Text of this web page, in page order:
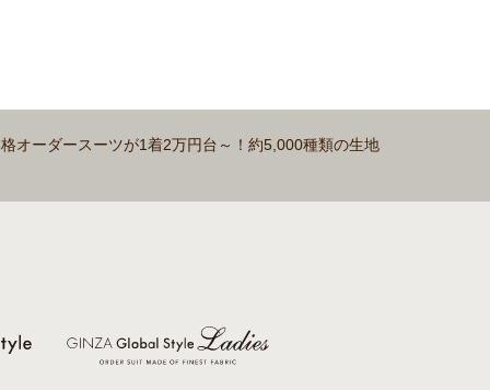
オーダースーツが1着2万円台～！約5,000種類の生地